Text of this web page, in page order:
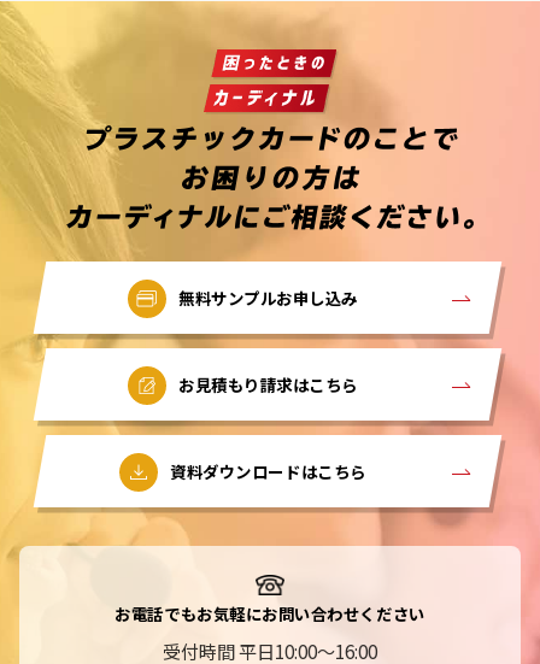
無料サンプルお申し込み
お見積もり請求はこちら
資料ダウンロードはこちら
お電話でもお気軽にお問い合わせください
受付時間 平日10:00～16:00